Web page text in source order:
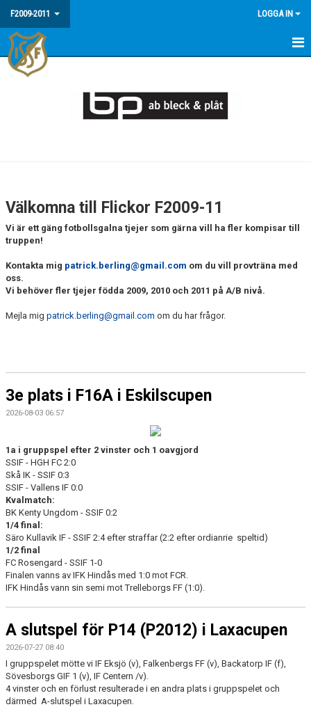
F2009-2011 LOGGA IN
HEM
Välkomna till Flickor F2009-11
Vi är ett gäng fotbollsgalna tjejer som gärna vill ha fler kompisar till
truppen!
Kontakta mig patrick.berling@gmail.com om du vill provträna med
oss.
Vi behöver fler tjejer födda 2009, 2010 och 2011 på A/B nivå.
Mejla mig patrick.berling@gmail.com om du har frågor.
3e plats i F16A i Eskilscupen
2026-08-03 06:57
1a i gruppspel efter 2 vinster och 1 oavgjord
SSIF - HGH FC 2:0
Skå IK - SSIF 0:3
SSIF - Vallens IF 0:0
Kvalmatch:
BK Kenty Ungdom - SSIF 0:2
1/4 final:
Säro Kullavik IF - SSIF 2:4 efter straffar (2:2 efter ordianrie speltid)
1/2 final
FC Rosengard - SSIF 1-0
Finalen vanns av IFK Hindås med 1:0 mot FCR.
IFK Hindås vann sin semi mot Trelleborgs FF (1:0).
A slutspel för P14 (P2012) i Laxacupen
2026-07-27 08:40
I gruppspelet mötte vi IF Eksjö (v), Falkenbergs FF (v), Backatorp IF (f),
Sövesborgs GIF 1 (v), IF Centern /v).
4 vinster och en förlust resulterade i en andra plats i gruppspelet och
därmed A-slutspel i Laxacupen.